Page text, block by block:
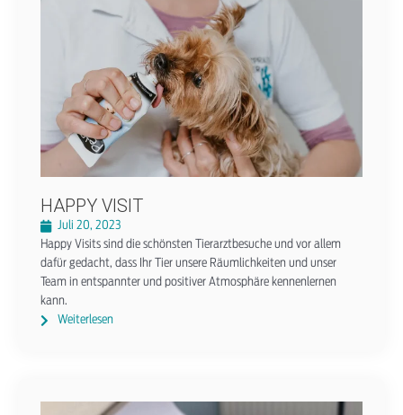
HAPPY VISIT
Juli 20, 2023
Happy Visits sind die schönsten Tierarztbesuche und vor allem
dafür gedacht, dass Ihr Tier unsere Räumlichkeiten und unser
Team in entspannter und positiver Atmosphäre kennenlernen
kann.
Weiterlesen